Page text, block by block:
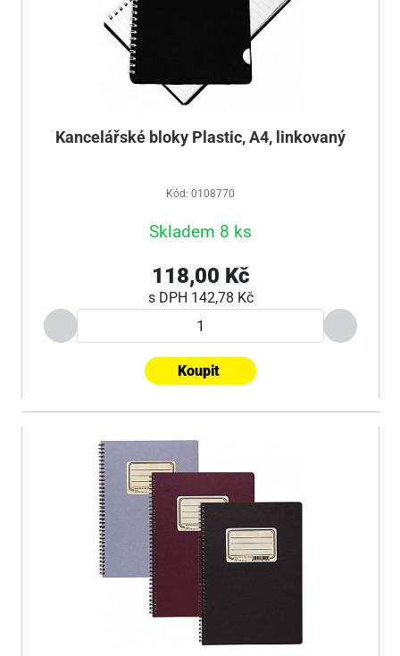
Kancelářské bloky Plastic, A4, linkovaný
Kód: 0108770
Skladem 8 ks
118,00 Kč
s DPH 142,78 Kč
Koupit